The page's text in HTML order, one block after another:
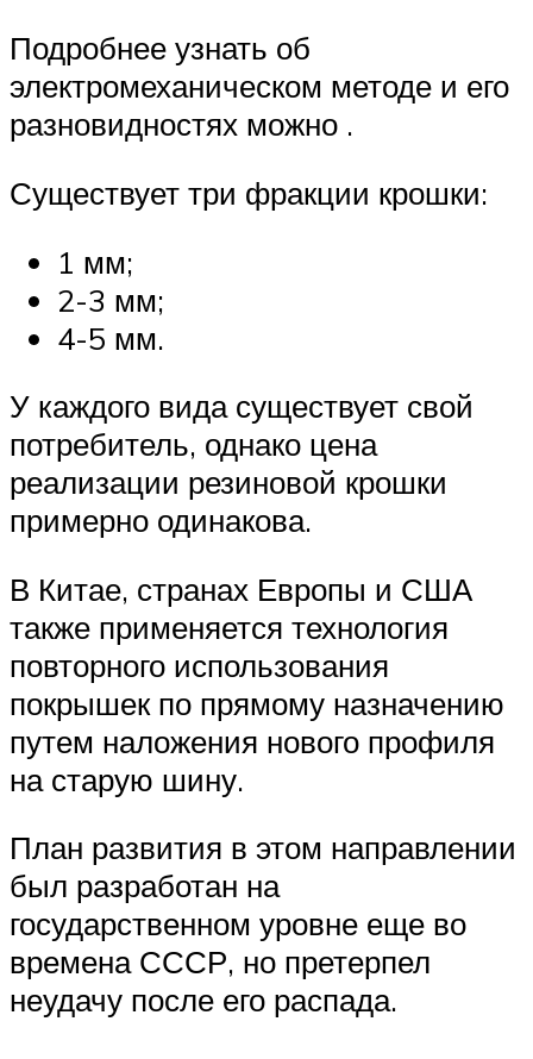
Подробнее узнать об
электромеханическом методе и его
разновидностях можно .
Существует три фракции крошки:
1 мм;
2-3 мм;
4-5 мм.
У каждого вида существует свой
потребитель, однако цена
реализации резиновой крошки
примерно одинакова.
В Китае, странах Европы и США
также применяется технология
повторного использования
покрышек по прямому назначению
путем наложения нового профиля
на старую шину.
План развития в этом направлении
был разработан на
государственном уровне еще во
времена СССР, но претерпел
неудачу после его распада.